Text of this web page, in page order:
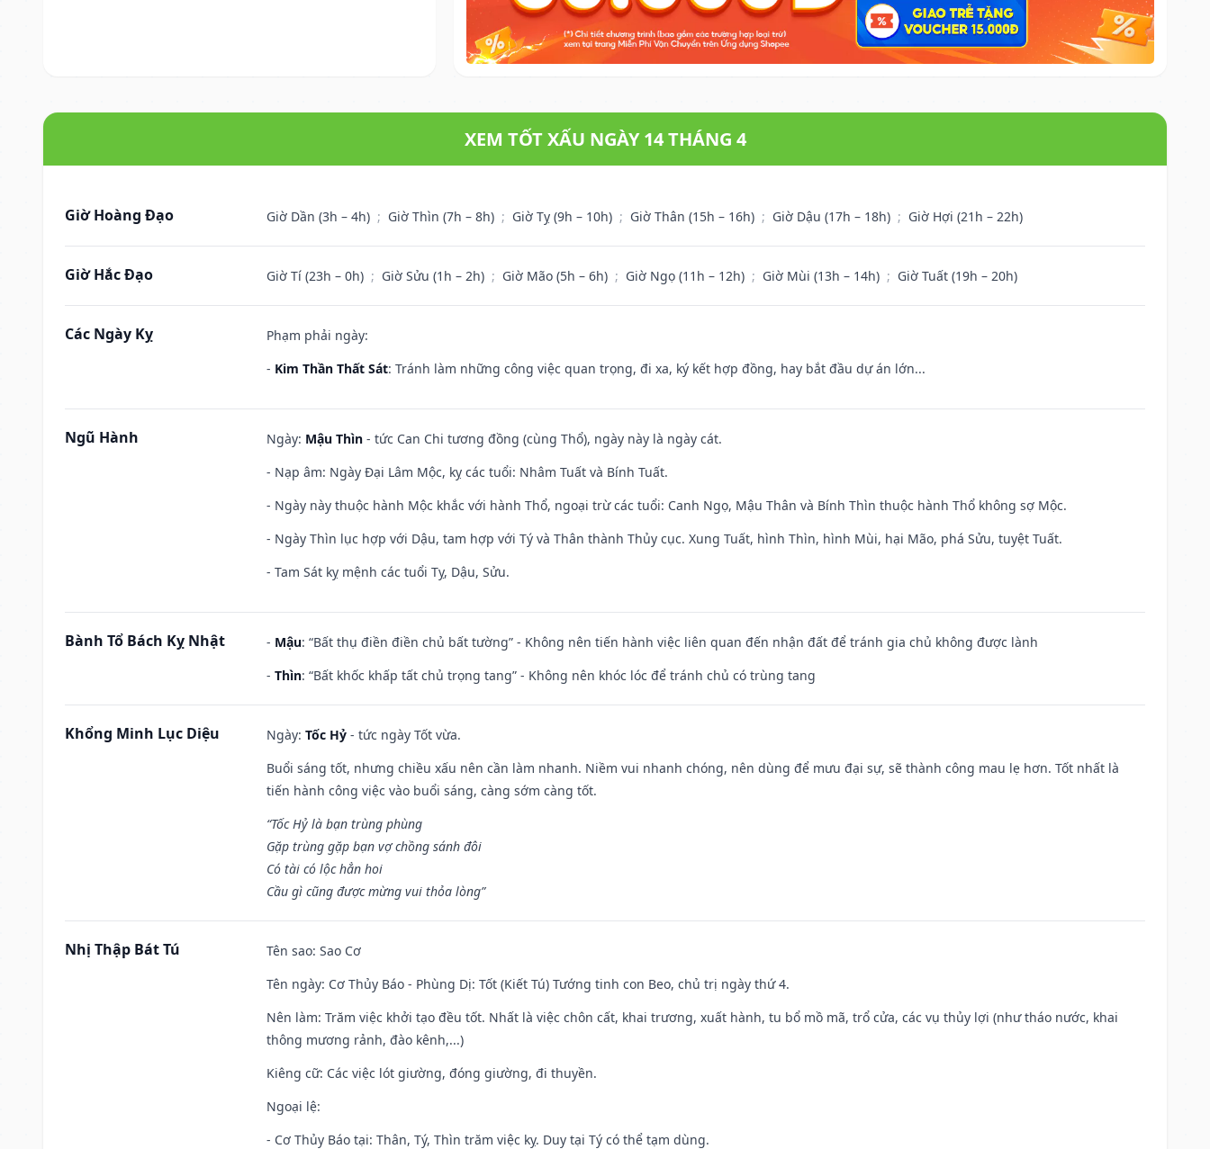
XEM TỐT XẤU NGÀY 14 THÁNG 4
Giờ Hoàng Đạo Giờ Dần (3h – 4h) ; Giờ Thìn (7h – 8h) ; Giờ Tỵ (9h – 10h) ; Giờ Thân (15h – 16h) ; Giờ Dậu (17h – 18h) ; Giờ Hợi (21h – 22h)
Giờ Hắc Đạo Giờ Tí (23h – 0h) ; Giờ Sửu (1h – 2h) ; Giờ Mão (5h – 6h) ; Giờ Ngọ (11h – 12h) ; Giờ Mùi (13h – 14h) ; Giờ Tuất (19h – 20h)
Các Ngày Kỵ
Phạm phải ngày:
- Kim Thần Thất Sát: Tránh làm những công việc quan trọng, đi xa, ký kết hợp đồng, hay bắt đầu dự án lớn...
Ngũ Hành Ngày: Mậu Thìn - tức Can Chi tương đồng (cùng Thổ), ngày này là ngày cát.
- Nạp âm: Ngày Đại Lâm Mộc, kỵ các tuổi: Nhâm Tuất và Bính Tuất.
- Ngày này thuộc hành Mộc khắc với hành Thổ, ngoại trừ các tuổi: Canh Ngọ, Mậu Thân và Bính Thìn thuộc hành Thổ không sợ Mộc.
- Ngày Thìn lục hợp với Dậu, tam hợp với Tý và Thân thành Thủy cục. Xung Tuất, hình Thìn, hình Mùi, hại Mão, phá Sửu, tuyệt Tuất.
- Tam Sát kỵ mệnh các tuổi Tỵ, Dậu, Sửu.
Bành Tổ Bách Kỵ Nhật - Mậu: “Bất thụ điền điền chủ bất tường” - Không nên tiến hành việc liên quan đến nhận đất để tránh gia chủ không được lành
- Thìn: “Bất khốc khấp tất chủ trọng tang” - Không nên khóc lóc để tránh chủ có trùng tang
Khổng Minh Lục Diệu Ngày: Tốc Hỷ - tức ngày Tốt vừa.
Buổi sáng tốt, nhưng chiều xấu nên cần làm nhanh. Niềm vui nhanh chóng, nên dùng để mưu đại sự, sẽ thành công mau lẹ hơn. Tốt nhất là
tiến hành công việc vào buổi sáng, càng sớm càng tốt.
“Tốc Hỷ là bạn trùng phùng
Gặp trùng gặp bạn vợ chồng sánh đôi
Có tài có lộc hẳn hoi
Cầu gì cũng được mừng vui thỏa lòng”
Nhị Thập Bát Tú Tên sao: Sao Cơ
Tên ngày: Cơ Thủy Báo - Phùng Dị: Tốt (Kiết Tú) Tướng tinh con Beo, chủ trị ngày thứ 4.
Nên làm: Trăm việc khởi tạo đều tốt. Nhất là việc chôn cất, khai trương, xuất hành, tu bổ mồ mã, trổ cửa, các vụ thủy lợi (như tháo nước, khai
thông mương rảnh, đào kênh,...)
Kiêng cữ: Các việc lót giường, đóng giường, đi thuyền.
Ngoại lệ:
- Cơ Thủy Báo tại: Thân, Tý, Thìn trăm việc kỵ. Duy tại Tý có thể tạm dùng.